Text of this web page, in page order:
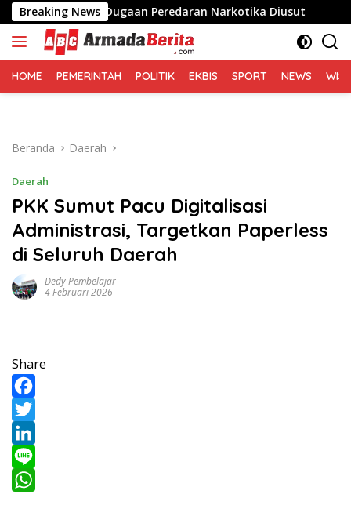
Langsung
ke
konten
Breaking News
Desak Dugaan Peredaran Narkotika Diusut
HOME PEMERINTAH POLITIK EKBIS SPORT NEWS
Beranda Daerah
Daerah
PKK Sumut Pacu Digitalisasi
Administrasi, Targetkan Paperless
di Seluruh Daerah
Dedy Pembelajar
4 Februari 2026
Share
F
a
c
e
T
w
L
L